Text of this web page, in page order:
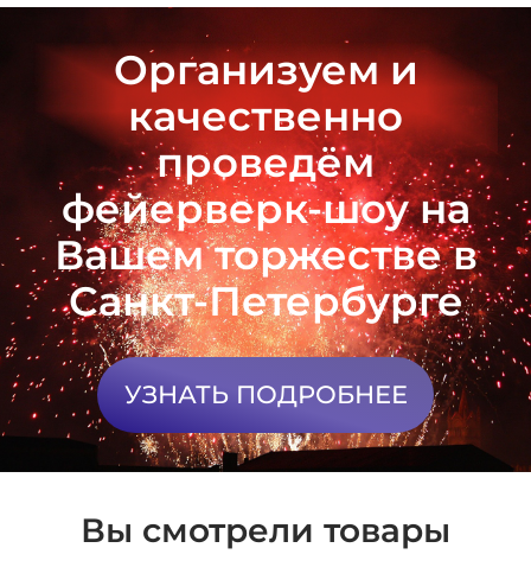
Организуем и
качественно
проведём
фейерверк-шоу на
Вашем торжестве в
Санкт-Петербурге
УЗНАТЬ ПОДРОБНЕЕ
Вы смотрели товары